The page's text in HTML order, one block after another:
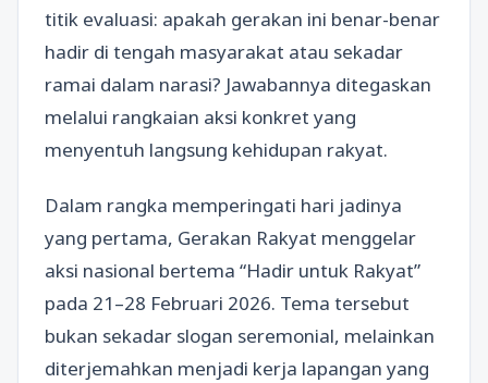
titik evaluasi: apakah gerakan ini benar-benar
hadir di tengah masyarakat atau sekadar
ramai dalam narasi? Jawabannya ditegaskan
melalui rangkaian aksi konkret yang
menyentuh langsung kehidupan rakyat.
Dalam rangka memperingati hari jadinya
yang pertama, Gerakan Rakyat menggelar
aksi nasional bertema “Hadir untuk Rakyat”
pada 21–28 Februari 2026. Tema tersebut
bukan sekadar slogan seremonial, melainkan
diterjemahkan menjadi kerja lapangan yang